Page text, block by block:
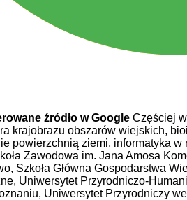
źródło w Google Częściej
krajobrazu obszarów wiejskich,
powierzchnią ziemi, informatyka w
Zawodowa im. Jana Amosa
Szkoła Główna Gospodarstwa
Uniwersytet Przyrodniczo-
Uniwersytet Przyrodniczy